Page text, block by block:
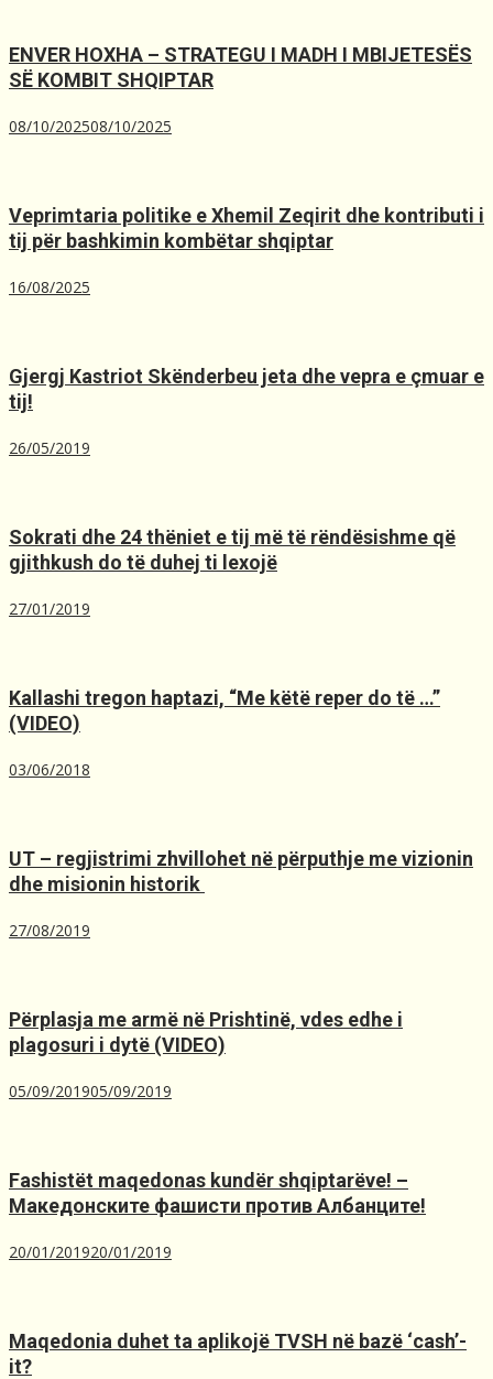
ENVER HOXHA – STRATEGU I MADH I MBIJETESËS
SË KOMBIT SHQIPTAR
08/10/202508/10/2025
Veprimtaria politike e Xhemil Zeqirit dhe kontributi i
tij për bashkimin kombëtar shqiptar
16/08/2025
Gjergj Kastriot Skënderbeu jeta dhe vepra e çmuar e
tij!
26/05/2019
Sokrati dhe 24 thëniet e tij më të rëndësishme që
gjithkush do të duhej ti lexojë
27/01/2019
Kallashi tregon haptazi, “Me kёtё reper do tё …”
(VIDEO)
03/06/2018
UT – regjistrimi zhvillohet në përputhje me vizionin
dhe misionin historik ️
27/08/2019
Përplasja me armë në Prishtinë, ​vdes edhe i
plagosuri i dytë (VIDEO)
05/09/201905/09/2019
Fashistët maqedonas kundër shqiptarëve! –
Македонските фашисти против Албанците!
20/01/201920/01/2019
Maqedonia duhet ta aplikojë TVSH nё bazё ‘cash’-
it?